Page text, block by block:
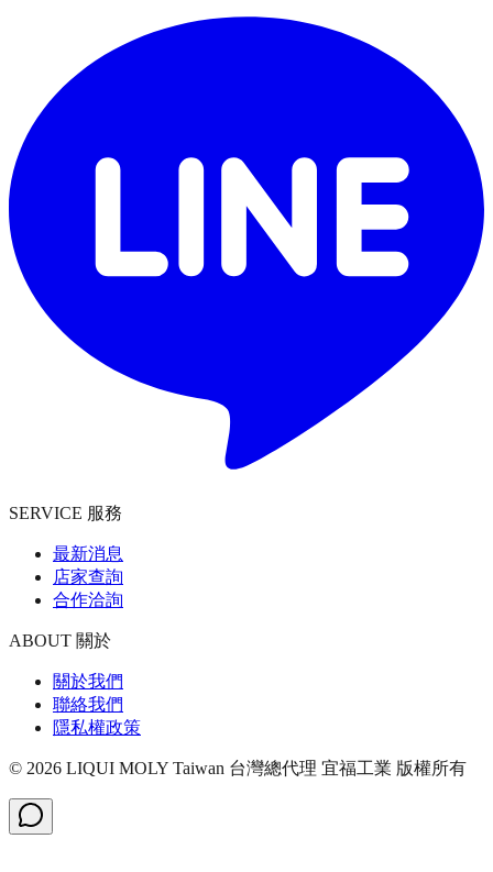
SERVICE 服務
最新消息
店家查詢
合作洽詢
ABOUT 關於
關於我們
聯絡我們
隱私權政策
© 2026 LIQUI MOLY Taiwan 台灣總代理 宜福工業 版權所有